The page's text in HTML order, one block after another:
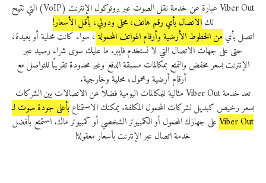
Viber Out عبارة عن خدمة نقل الصوت عبر بروتوكول الإنترنت (VoIP) التي تتيح
لكالاتصال بأي رقم هاتف، محلي ودولي، بأقل الأسعار!
اتصل بأي من الخطوط الأرضية وأرقام الهواتف المحمولة، سواء كانت محلية أو بعيدة،
حتى على جهات الاتصال التي لا تستخدم فايبر. ما عليك سوى شراء رصيد عبر
الإنترنت بسعر مخفض والتمتع بمكالمات مسبقة الدفع وغير محدودة تقريبًا للتواصل مع
أرقام أرضية ومحمول، محلية وخارجية.
تعد خدمة Viber Out مثالية للمكالمات اليومية فضلاً عن الاتصالات بين الشركات
بسعر رخيص كبديل لشركات المحمول المكلفة. يمكنك الاستمتاع بأعلى جودة صوت لـ
Viber Out‎‎‎ على جهازك المحمول أو الكمبيوتر الشخصي أو كمبيوتر ماك. استمتع بأفضل
خدمة اتصال عبر الإنترنت بأسعار معقولة!